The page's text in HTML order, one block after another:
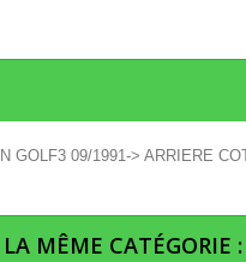
GOLF3 09/1991-> ARRIERE
MÊME CATÉGORIE :